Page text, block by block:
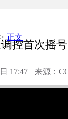
> 正文
控首次摇
17:47 来源：